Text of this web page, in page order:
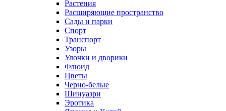
Растения
Расширяющие пространство
Сады и парки
Спорт
Транспорт
Узоры
Улочки и дворики
Флюид
Цветы
Черно-белые
Шинуазри
Эротика